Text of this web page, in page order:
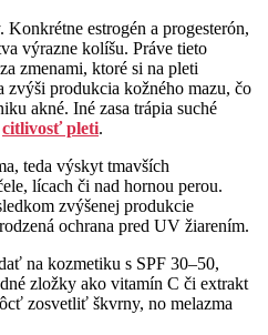
estrogén a progesterón,
výrazne kolíšu. Práve tieto
zmenami, ktoré si na pleti
zvýši produkcia kožného mazu, čo
akné. Iné zasa trápia suché
citlivosť pleti.
teda výskyt tmavších
lícach či nad hornou perou.
zvýšenej produkcie
ochrana pred UV žiarením.
na kozmetiku s SPF 30–50,
zložky ako vitamín C či extrakt
zosvetliť škvrny, no melazma